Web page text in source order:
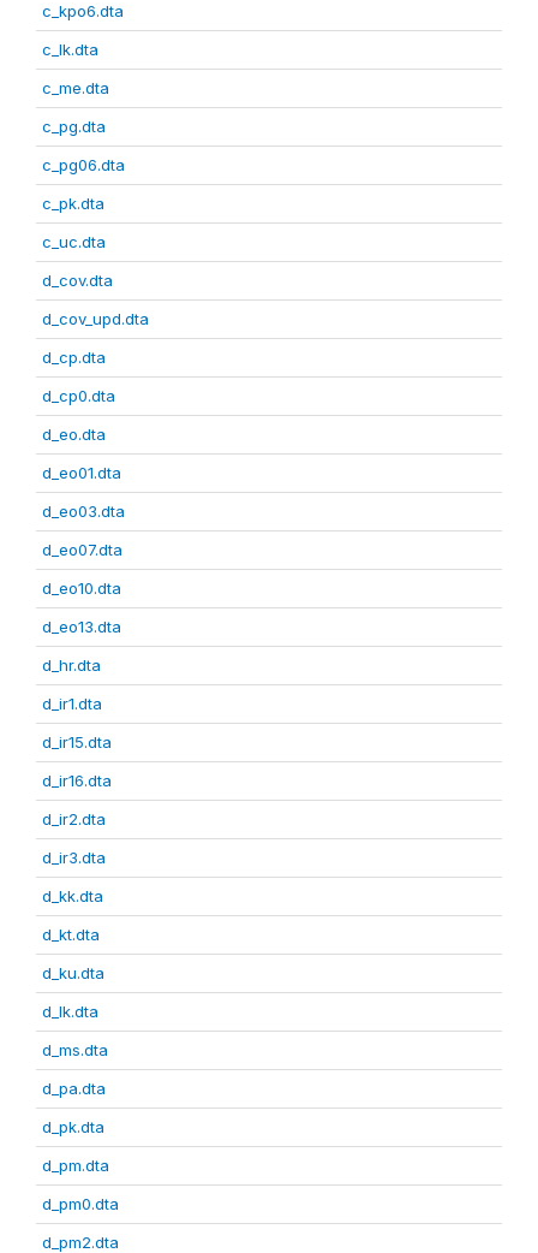
c_kpo6.dta
c_lk.dta
c_me.dta
c_pg.dta
c_pg06.dta
c_pk.dta
c_uc.dta
d_cov.dta
d_cov_upd.dta
d_cp.dta
d_cp0.dta
d_eo.dta
d_eo01.dta
d_eo03.dta
d_eo07.dta
d_eo10.dta
d_eo13.dta
d_hr.dta
d_ir1.dta
d_ir15.dta
d_ir16.dta
d_ir2.dta
d_ir3.dta
d_kk.dta
d_kt.dta
d_ku.dta
d_lk.dta
d_ms.dta
d_pa.dta
d_pk.dta
d_pm.dta
d_pm0.dta
d_pm2.dta